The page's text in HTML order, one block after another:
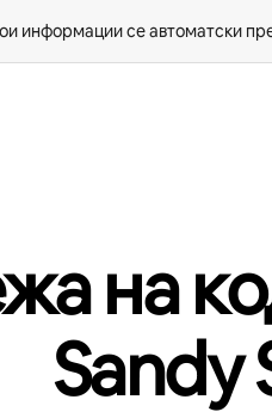
информации се автоматски
на
Sandy